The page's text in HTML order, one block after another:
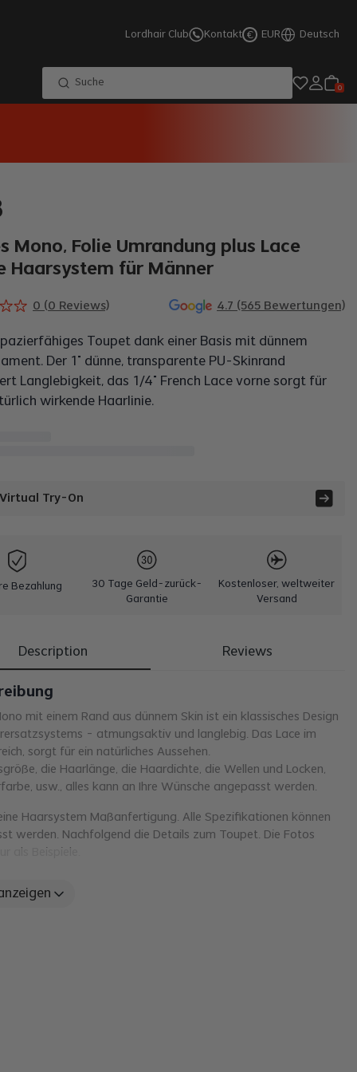
Lordhair Club Kontakt € EUR Deutsch
Suche 0
Mono, Folie Umrandung plus Lace
Haarsystem für Männer
0 (0 Reviews) 4.7 (565 Bewertungen)
Toupet dank einer Basis mit dünnem
Der 1" dünne, transparente PU-Skinrand
Langlebigkeit, das 1/4" French Lace vorne sorgt für
wirkende Haarlinie.
Try-On
Bezahlung
30 Tage Geld-zurück-
Garantie
Kostenloser, weltweiter
Versand
Description Reviews
mit einem Rand aus dünnem Skin ist ein klassisches Design
- atmungsaktiv und langlebig. Das Lace im
sorgt für ein natürliches Aussehen.
die Haarlänge, die Haardichte, die Wellen und Locken,
usw., alles kann an Ihre Wünsche angepasst werden.
Haarsystem Maßanfertigung. Alle Spezifikationen können
werden. Nachfolgend die Details zum Toupet. Die Fotos